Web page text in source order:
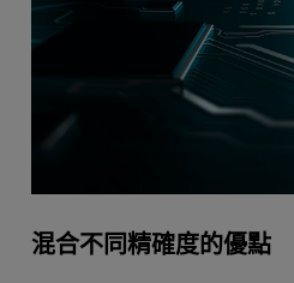
混合不同精確度的優點